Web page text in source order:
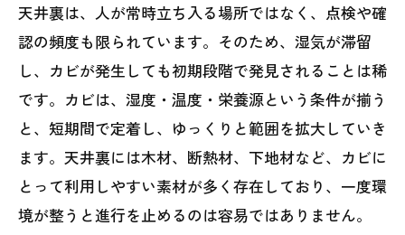
天井裏は、人が常時立ち入る場所ではなく、点検や確
認の頻度も限られています。そのため、湿気が滞留
し、カビが発生しても初期段階で発見されることは稀
です。カビは、湿度・温度・栄養源という条件が揃う
と、短期間で定着し、ゆっくりと範囲を拡大していき
ます。天井裏には木材、断熱材、下地材など、カビに
とって利用しやすい素材が多く存在しており、一度環
境が整うと進行を止めるのは容易ではありません。